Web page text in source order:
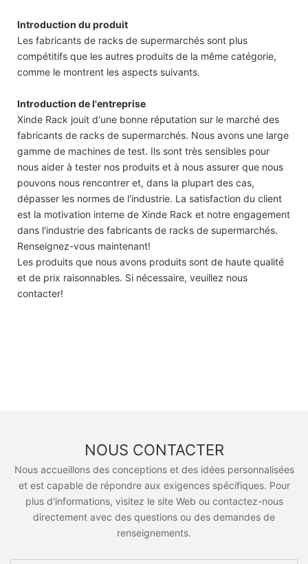
Introduction du produit
Les fabricants de racks de supermarchés sont plus
compétitifs que les autres produits de la même catégorie,
comme le montrent les aspects suivants.
Introduction de l'entreprise
Xinde Rack jouit d'une bonne réputation sur le marché des
fabricants de racks de supermarchés. Nous avons une large
gamme de machines de test. Ils sont très sensibles pour
nous aider à tester nos produits et à nous assurer que nous
pouvons nous rencontrer et, dans la plupart des cas,
dépasser les normes de l'industrie. La satisfaction du client
est la motivation interne de Xinde Rack et notre engagement
dans l'industrie des fabricants de racks de supermarchés.
Renseignez-vous maintenant!
Les produits que nous avons produits sont de haute qualité
et de prix raisonnables. Si nécessaire, veuillez nous
contacter!
NOUS CONTACTER
Nous accueillons des conceptions et des idées personnalisées
et est capable de répondre aux exigences spécifiques. Pour
plus d'informations, visitez le site Web ou contactez-nous
directement avec des questions ou des demandes de
renseignements.